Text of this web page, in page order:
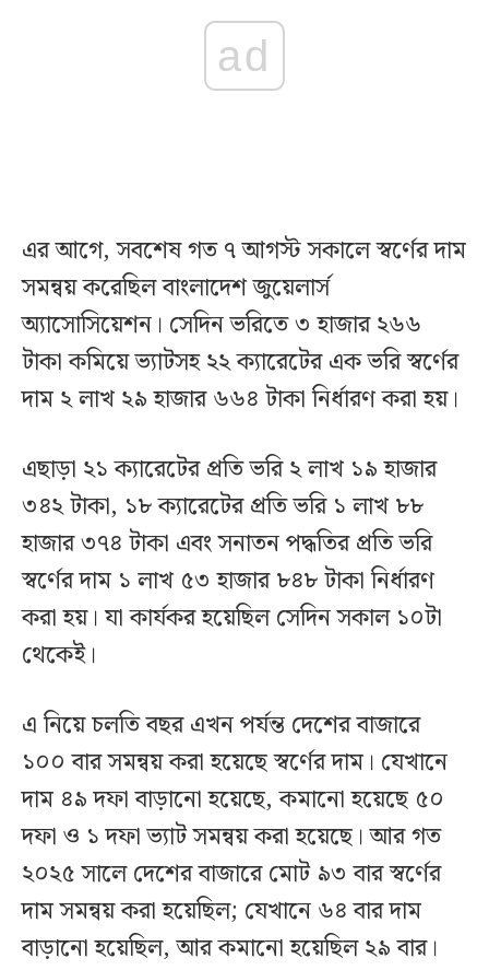
ad
এর আগে, সবশেষ গত ৭ আগস্ট সকালে স্বর্ণের দাম
সমন্বয় করেছিল বাংলাদেশ জুয়েলার্স
অ্যাসোসিয়েশন। সেদিন ভরিতে ৩ হাজার ২৬৬
টাকা কমিয়ে ভ্যাটসহ ২২ ক্যারেটের এক ভরি স্বর্ণের
দাম ২ লাখ ২৯ হাজার ৬৬৪ টাকা নির্ধারণ করা হয়।
এছাড়া ২১ ক্যারেটের প্রতি ভরি ২ লাখ ১৯ হাজার
৩৪২ টাকা, ১৮ ক্যারেটের প্রতি ভরি ১ লাখ ৮৮
হাজার ৩৭৪ টাকা এবং সনাতন পদ্ধতির প্রতি ভরি
স্বর্ণের দাম ১ লাখ ৫৩ হাজার ৮৪৮ টাকা নির্ধারণ
করা হয়। যা কার্যকর হয়েছিল সেদিন সকাল ১০টা
থেকেই।
এ নিয়ে চলতি বছর এখন পর্যন্ত দেশের বাজারে
১০০ বার সমন্বয় করা হয়েছে স্বর্ণের দাম। যেখানে
দাম ৪৯ দফা বাড়ানো হয়েছে, কমানো হয়েছে ৫০
দফা ও ১ দফা ভ্যাট সমন্বয় করা হয়েছে। আর গত
২০২৫ সালে দেশের বাজারে মোট ৯৩ বার স্বর্ণের
দাম সমন্বয় করা হয়েছিল; যেখানে ৬৪ বার দাম
বাড়ানো হয়েছিল, আর কমানো হয়েছিল ২৯ বার।